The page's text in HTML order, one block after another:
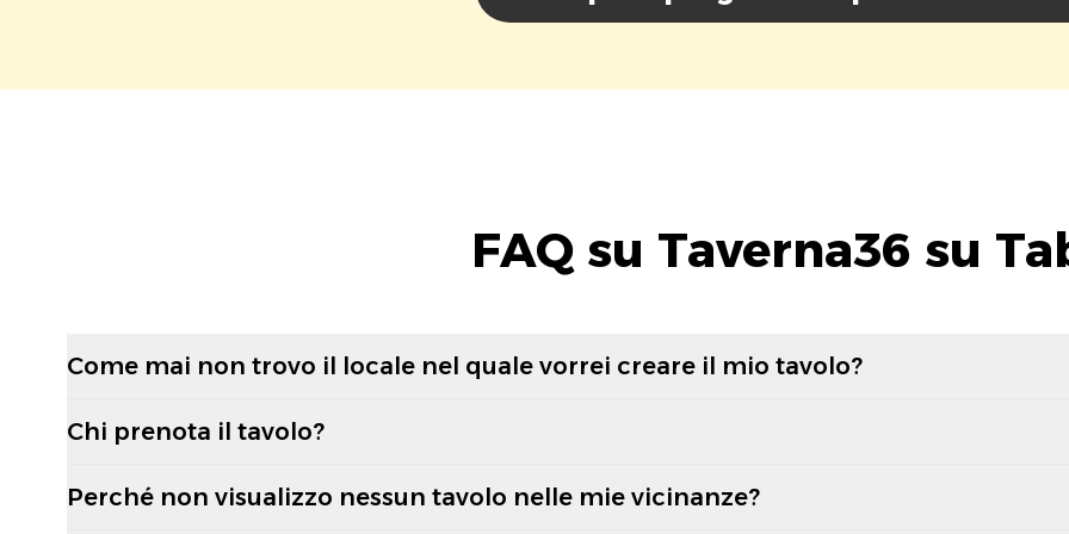
FAQ su Taverna36 su
Come mai non trovo il locale nel quale vorrei creare il mio tavolo?
Chi prenota il tavolo?
Perché non visualizzo nessun tavolo nelle mie vicinanze?